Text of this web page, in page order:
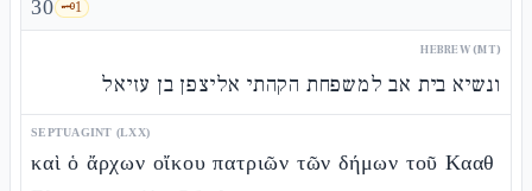
30 🗝️1
HEBREW (MT)
ונשיא בית אב למשפחת הקהתי אליצפן בן עזיאל
SEPTUAGINT (LXX)
καὶ ὁ ἄρχων οἴκου πατριῶν τῶν δήμων τοῦ Κααθ